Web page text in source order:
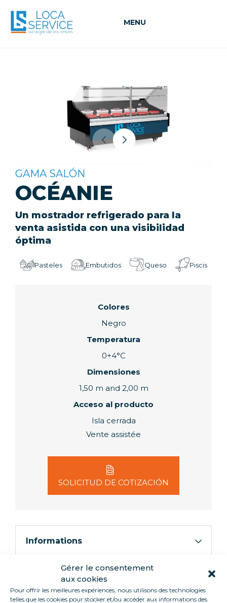
Gérer le consentement
aux cookies
Pour offrir les meilleures expériences, nous utilisons des technologies
telles que les cookies pour stocker et/ou accéder aux informations des
MENU
GAMA SALÓN
OCÉANIE
Un mostrador refrigerado para la
venta asistida con una visibilidad
óptima
Pasteles Embutidos Queso Piscis
Colores
Negro
Temperatura
0+4°C
Dimensiones
1,50 m and 2,00 m
Acceso al producto
Isla cerrada
Vente assistée
SOLICITUD DE COTIZACIÓN
Informations
OCEANIE es un mostrador refrigerado negro con
un diseño elegante y moderno que proporciona a
sus productos la máxima visibilidad. El mostrador